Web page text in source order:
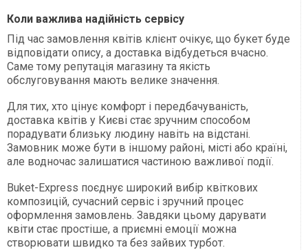
Коли важлива надійність сервісу
Під час замовлення квітів клієнт очікує, що букет буде
відповідати опису, а доставка відбудеться вчасно.
Саме тому репутація магазину та якість
обслуговування мають велике значення.
Для тих, хто цінує комфорт і передбачуваність,
доставка квітів у Києві стає зручним способом
порадувати близьку людину навіть на відстані.
Замовник може бути в іншому районі, місті або країні,
але водночас залишатися частиною важливої події.
Buket-Express поєднує широкий вибір квіткових
композицій, сучасний сервіс і зручний процес
оформлення замовлень. Завдяки цьому дарувати
квіти стає простіше, а приємні емоції можна
створювати швидко та без зайвих турбот.